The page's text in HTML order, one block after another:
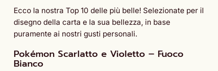
Ecco la nostra Top 10 delle più belle! Selezionate per il
disegno della carta e la sua bellezza, in base
puramente ai nostri gusti personali.
Pokémon Scarlatto e Violetto – Fuoco
Bianco